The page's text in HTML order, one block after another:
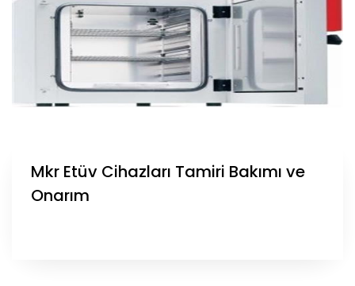
Mkr Etüv Cihazları Tamiri Bakımı ve
Onarım